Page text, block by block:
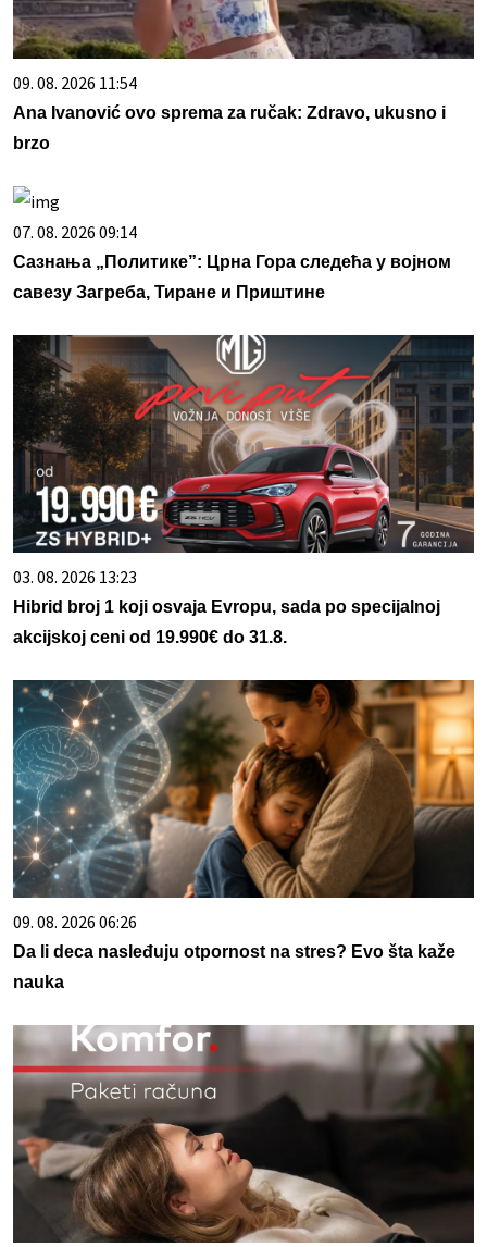
09. 08. 2026 11:54
Ana Ivanović ovo sprema za ručak: Zdravo, ukusno i
brzo
07. 08. 2026 09:14
Сазнања „Политике”: Црна Гора следећа у војном
савезу Загреба, Тиране и Приштине
03. 08. 2026 13:23
Hibrid broj 1 koji osvaja Evropu, sada po specijalnoj
akcijskoj ceni od 19.990€ do 31.8.
09. 08. 2026 06:26
Da li deca nasleđuju otpornost na stres? Evo šta kaže
nauka